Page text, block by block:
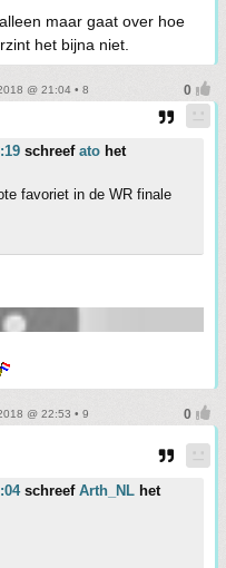
maar gaat over hoe
het bijna niet.
@ 21:04 • 8
schreef ato het
favoriet in de WR finale
@ 22:53 • 9
schreef Arth_NL het